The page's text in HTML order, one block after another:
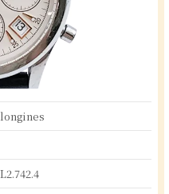
longines
L2.742.4